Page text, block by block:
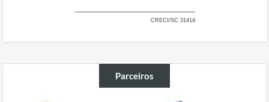
CRECI/SC 31414
Parceiros